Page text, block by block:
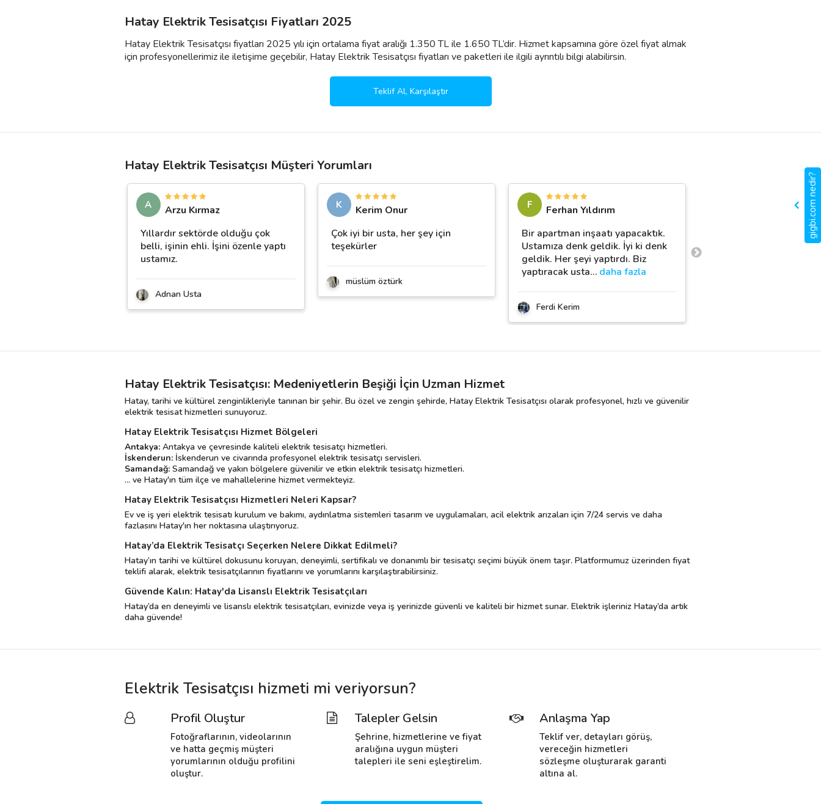
Hatay Elektrik Tesisatçısı Fiyatları 2025
Hatay Elektrik Tesisatçısı fiyatları 2025 yılı için ortalama fiyat aralığı 1.350 TL ile 1.650 TL’dir. Hizmet kapsamına göre özel fiyat almak
için profesyonellerimiz ile iletişime geçebilir, Hatay Elektrik Tesisatçısı fiyatları ve paketleri ile ilgili ayrıntılı bilgi alabilirsin.
Teklif Al, Karşılaştır
Hatay Elektrik Tesisatçısı Müşteri Yorumları
A
Arzu Kırmaz
Yıllardır sektörde olduğu çok
belli, işinin ehli. İşini özenle yaptı
ustamız.
Adnan Usta
K
Kerim Onur
Çok iyi bir usta, her şey için
teşekürler
müslüm öztürk
F
Ferhan Yıldırım
Bir apartman inşaatı yapacaktık.
Ustamıza denk geldik. İyi ki denk
geldik. Her şeyi yaptırdı. Biz
yaptıracak usta… daha fazla
Ferdi Kerim
Herkese tavsiye
için hizmet aldık ancak
Hatay Elektrik Tesisatçısı: Medeniyetlerin Beşiği İçin Uzman Hizmet
Hatay, tarihi ve kültürel zenginlikleriyle tanınan bir şehir. Bu özel ve zengin şehirde, Hatay Elektrik Tesisatçısı olarak profesyonel, hızlı ve güvenilir
elektrik tesisat hizmetleri sunuyoruz.
Hatay Elektrik Tesisatçısı Hizmet Bölgeleri
Antakya: Antakya ve çevresinde kaliteli elektrik tesisatçı hizmetleri.
İskenderun: İskenderun ve civarında profesyonel elektrik tesisatçı servisleri.
Samandağ: Samandağ ve yakın bölgelere güvenilir ve etkin elektrik tesisatçı hizmetleri.
... ve Hatay'ın tüm ilçe ve mahallelerine hizmet vermekteyiz.
Hatay Elektrik Tesisatçısı Hizmetleri Neleri Kapsar?
Ev ve iş yeri elektrik tesisatı kurulum ve bakımı, aydınlatma sistemleri tasarım ve uygulamaları, acil elektrik arızaları için 7/24 servis ve daha
fazlasını Hatay'ın her noktasına ulaştırıyoruz.
Hatay’da Elektrik Tesisatçı Seçerken Nelere Dikkat Edilmeli?
Hatay’ın tarihi ve kültürel dokusunu koruyan, deneyimli, sertifikalı ve donanımlı bir tesisatçı seçimi büyük önem taşır. Platformumuz üzerinden fiyat
teklifi alarak, elektrik tesisatçılarının fiyatlarını ve yorumlarını karşılaştırabilirsiniz.
Güvende Kalın: Hatay'da Lisanslı Elektrik Tesisatçıları
Hatay’da en deneyimli ve lisanslı elektrik tesisatçıları, evinizde veya iş yerinizde güvenli ve kaliteli bir hizmet sunar. Elektrik işleriniz Hatay’da artık
daha güvende!
Elektrik Tesisatçısı hizmeti mi veriyorsun?
Profil Oluştur
Fotoğraflarının, videolarının
ve hatta geçmiş müşteri
yorumlarının olduğu profilini
oluştur.
Talepler Gelsin
Şehrine, hizmetlerine ve fiyat
aralığına uygun müşteri
talepleri ile seni eşleştirelim.
Anlaşma Yap
Teklif ver, detayları görüş,
vereceğin hizmetleri
sözleşme oluşturarak garanti
altına al.
gigbi.com nedir?